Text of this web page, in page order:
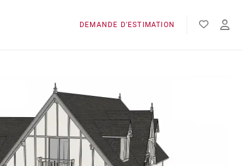
DEMANDE D'ESTIMATION